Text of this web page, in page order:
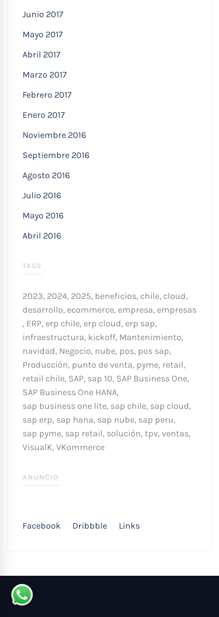
Junio 2017
Mayo 2017
Abril 2017
Marzo 2017
Febrero 2017
Enero 2017
Noviembre 2016
Septiembre 2016
Agosto 2016
Julio 2016
Mayo 2016
Abril 2016
TAGS
2023, 2024, 2025, beneficios, chile, cloud,
desarrollo, ecommerce, empresa, empresas
, ERP, erp chile, erp cloud, erp sap,
infraestructura, kickoff, Mantenimiento,
navidad, Negocio, nube, pos, pos sap,
Producción, punto de venta, pyme, retail,
retail chile, SAP, sap 10, SAP Business One,
SAP Business One HANA,
sap business one lite, sap chile, sap cloud,
sap erp, sap hana, sap nube, sap peru,
sap pyme, sap retail, solución, tpv, ventas,
VisualK, VKommerce
ANUNCIO
Facebook Dribbble Links